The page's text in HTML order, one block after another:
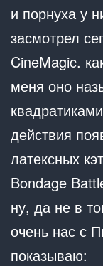
и порнуха у
засмотрел
CineMagic.
меня оно
действия
латексных
Bondage
ну, да не в
очень нас с
показываю: